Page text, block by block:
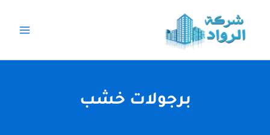
المحتوى
برجولات خشب